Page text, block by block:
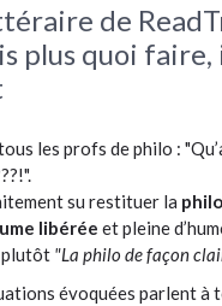
de
plus quoi
les profs de philo :
su restituer la
libérée et pleine
"La philo de façon
évoquées parlent à